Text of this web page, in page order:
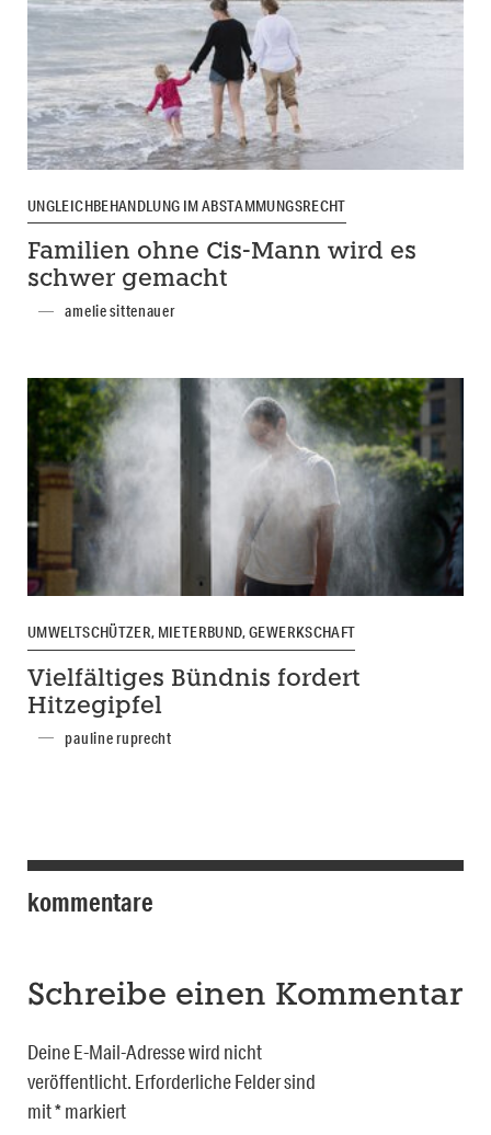
UNGLEICHBEHANDLUNG IM ABSTAMMUNGSRECHT
Familien ohne Cis-Mann wird es
schwer gemacht
amelie sittenauer
UMWELTSCHÜTZER, MIETERBUND, GEWERKSCHAFT
Vielfältiges Bündnis fordert
Hitzegipfel
pauline ruprecht
kommentare
Schreibe einen Kommentar
Deine E-Mail-Adresse wird nicht
veröffentlicht. Erforderliche Felder sind
mit*markiert